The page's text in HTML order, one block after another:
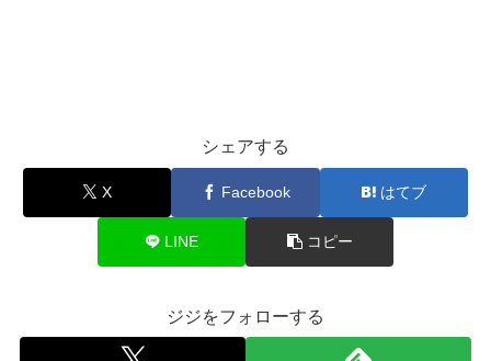
シェアする
X Facebook はてブ
LINE コピー
ジジをフォローする